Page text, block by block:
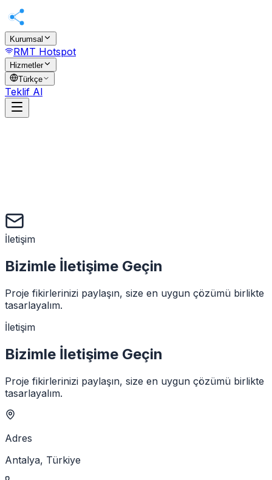
Kurumsal
RMT Hotspot
Hizmetler
Türkçe
Teklif Al
İletişim
Bizimle İletişime Geçin
Proje fikirlerinizi paylaşın, size en uygun çözümü birlikte
tasarlayalım.
İletişim
Bizimle İletişime Geçin
Proje fikirlerinizi paylaşın, size en uygun çözümü birlikte
tasarlayalım.
Adres
Antalya, Türkiye